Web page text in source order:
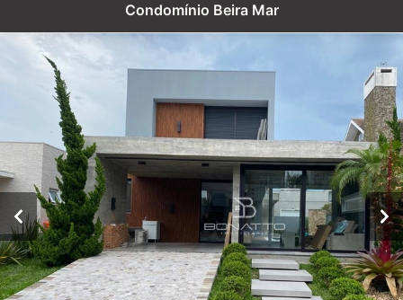
Condomínio Beira Mar